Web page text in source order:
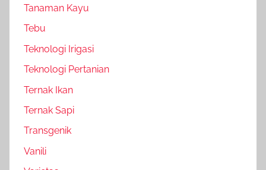
Tanaman Kayu
Tebu
Teknologi Irigasi
Teknologi Pertanian
Ternak Ikan
Ternak Sapi
Transgenik
Vanili